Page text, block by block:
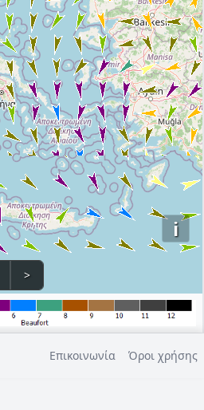
i
>
Επικοινωνία Όροι χρήσης